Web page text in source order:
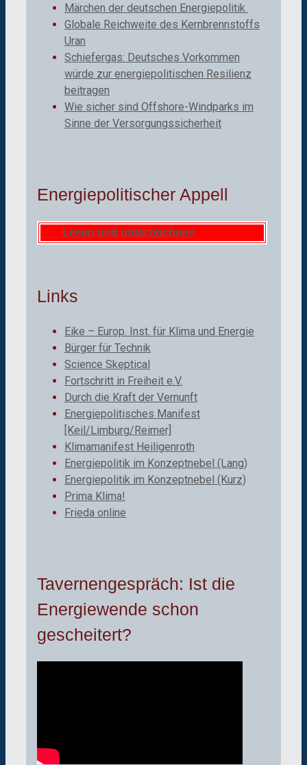
Märchen der deutschen Energiepolitik
Globale Reichweite des Kernbrennstoffs
Uran
Schiefergas: Deutsches Vorkommen
würde zur energiepolitischen Resilienz
beitragen
Wie sicher sind Offshore-Windparks im
Sinne der Versorgungssicherheit
Energiepolitischer Appell
Lesen und unterzeichnen
Links
Eike – Europ. Inst. für Klima und Energie
Bürger für Technik
Science Skeptical
Fortschritt in Freiheit e.V.
Durch die Kraft der Vernunft
Energiepolitisches Manifest
[Keil/Limburg/Reimer]
Klimamanifest Heiligenroth
Energiepolitik im Konzeptnebel (Lang)
Energiepolitik im Konzeptnebel (Kurz)
Prima Klima!
Frieda online
Tavernengespräch: Ist die
Energiewende schon
gescheitert?